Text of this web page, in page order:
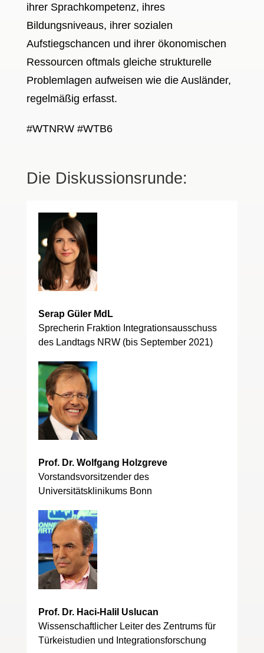
ihrer Sprachkompetenz, ihres
Bildungsniveaus, ihrer sozialen
Aufstiegschancen und ihrer ökonomischen
Ressourcen oftmals gleiche strukturelle
Problemlagen aufweisen wie die Ausländer,
regelmäßig erfasst.
#WTNRW #WTB6
Die Diskussionsrunde:
Serap Güler MdL
Sprecherin Fraktion Integrationsausschuss
des Landtags NRW (bis September 2021)
Prof. Dr. Wolfgang Holzgreve
Vorstandsvorsitzender des
Universitätsklinikums Bonn
Prof. Dr. Haci-Halil Uslucan
Wissenschaftlicher Leiter des Zentrums für
Türkeistudien und Integrationsforschung